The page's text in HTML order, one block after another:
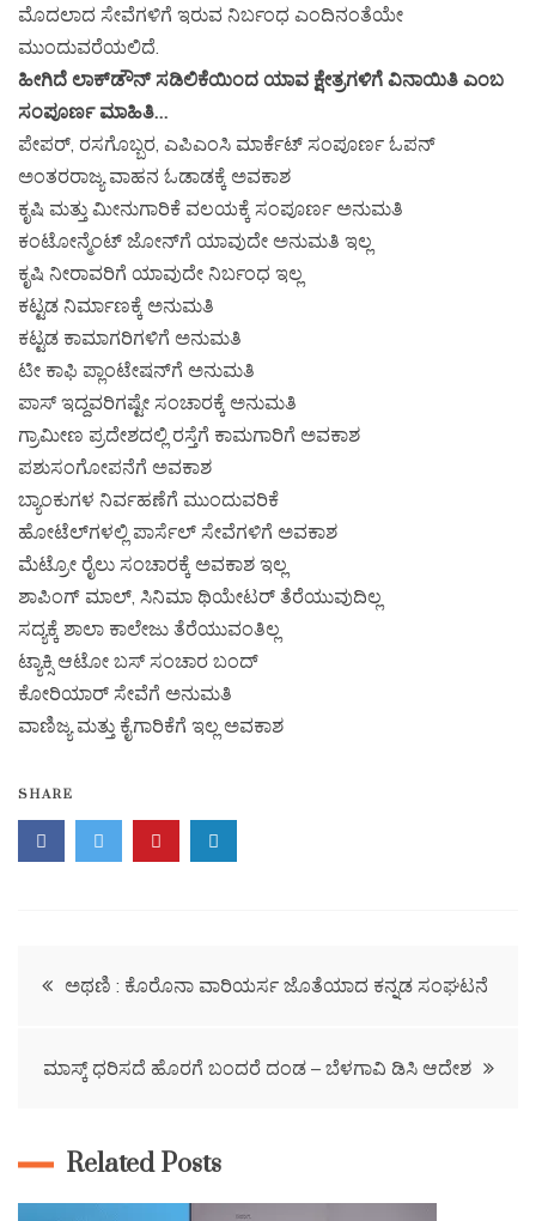
ಮೊದಲಾದ ಸೇವೆಗಳಿಗೆ ಇರುವ ನಿರ್ಬಂಧ ಎಂದಿನಂತೆಯೇ
ಮುಂದುವರೆಯಲಿದೆ.
ಹೀಗಿದೆ ಲಾಕ್​ಡೌನ್​​​ ಸಡಿಲಿಕೆಯಿಂದ ಯಾವ ಕ್ಷೇತ್ರಗಳಿಗೆ ವಿನಾಯಿತಿ ಎಂಬ
ಸಂಪೂರ್ಣ ಮಾಹಿತಿ…
ಪೇಪರ್, ರಸಗೊಬ್ಬರ, ಎಪಿಎಂಸಿ ಮಾರ್ಕೆಟ್ ಸಂಪೂರ್ಣ ಓಪನ್
ಅಂತರ​ರಾಜ್ಯ ವಾಹನ ಓಡಾಡಕ್ಕೆ ಅವಕಾಶ
ಕೃಷಿ ಮತ್ತು ಮೀನುಗಾರಿಕೆ ವಲಯಕ್ಕೆ ಸಂಪೂರ್ಣ ಅನುಮತಿ
ಕಂಟೋನ್ಮೆಂಟ್ ಜೋನ್​​ಗೆ ಯಾವುದೇ ಅನುಮತಿ ಇಲ್ಲ
ಕೃಷಿ ನೀರಾವರಿಗೆ ಯಾವುದೇ ನಿರ್ಬಂಧ ಇಲ್ಲ
ಕಟ್ಟಡ ನಿರ್ಮಾಣಕ್ಕೆ ಅನುಮತಿ
ಕಟ್ಟಡ ಕಾಮಾಗರಿಗಳಿಗೆ ಅನುಮತಿ
ಟೀ ಕಾಫಿ ಪ್ಲಾಂಟೇಷನ್​​ಗೆ ಅನುಮತಿ
ಪಾಸ್ ಇದ್ದವರಿಗಷ್ಟೇ ಸಂಚಾರಕ್ಕೆ ಅನುಮತಿ
ಗ್ರಾಮೀಣ ಪ್ರದೇಶದಲ್ಲಿ ರಸ್ತೆಗೆ ಕಾಮಗಾರಿಗೆ ಅವಕಾಶ
ಪಶುಸಂಗೋಪನೆಗೆ ಅವಕಾಶ
ಬ್ಯಾಂಕುಗಳ ನಿರ್ವಹಣೆಗೆ ಮುಂದುವರಿಕೆ
ಹೋಟೆಲ್​ಗಳಲ್ಲಿ ಪಾರ್ಸೆಲ್ ಸೇವೆಗಳಿಗೆ ಅವಕಾಶ
ಮೆಟ್ರೋ ರೈಲು ಸಂಚಾರಕ್ಕೆ ಅವಕಾಶ ಇಲ್ಲ
ಶಾಪಿಂಗ್ ಮಾಲ್, ಸಿನಿಮಾ ಥಿಯೇಟರ್ ತೆರೆಯುವುದಿಲ್ಲ
ಸದ್ಯಕ್ಕೆ ಶಾಲಾ ಕಾಲೇಜು ತೆರೆಯುವಂತಿಲ್ಲ
ಟ್ಯಾಕ್ಸಿ ಆಟೋ ಬಸ್ ಸಂಚಾರ ಬಂದ್
ಕೋರಿಯಾರ್ ಸೇವೆಗೆ ಅನುಮತಿ
ವಾಣಿಜ್ಯ ಮತ್ತು ಕೈಗಾರಿಕೆಗೆ ಇಲ್ಲ ಅವಕಾಶ
SHARE
ಅಥಣಿ : ಕೊರೊನಾ ವಾರಿಯರ್ಸ ಜೊತೆಯಾದ ಕನ್ನಡ ಸಂಘಟನೆ
ಮಾಸ್ಕ್ ಧರಿಸದೆ ಹೊರಗೆ ಬಂದರೆ ದಂಡ – ಬೆಳಗಾವಿ ಡಿಸಿ ಆದೇಶ
Related Posts